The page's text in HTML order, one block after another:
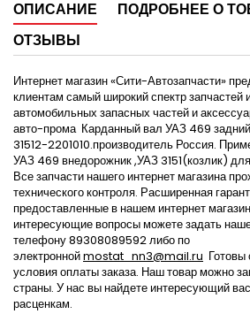
ОПИСАНИЕ
ПОДРОБНЕЕ О
ОТЗЫВЫ
Интернет магазин «Сити-Автозапчасти»
клиентам самый широкий спектр запчастей
автомобильных запасных частей и
авто-прома Карданный вал УАЗ 469
31512-2201010.производитель Россия.
УАЗ 469 внедорожник ,УАЗ 3151(козлик)
Все запчасти нашего интернет магазина
технического контроля. Расширенная
предоставленные в нашем интернет
интересующие вопросы можете задать
телефону 89308089592 либо по
электроннойmostat_nn3@mail.ru Готовы
условия оплаты заказа. Наш товар можно
страны. У нас вы найдете интересующий
расценкам.